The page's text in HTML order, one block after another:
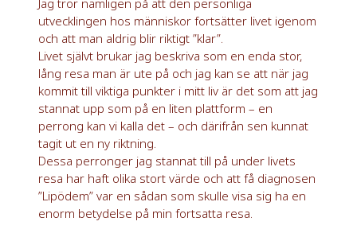
utvecklingen hos människor fortsätter livet igenom
och att man aldrig blir riktigt ”klar”.
Livet självt brukar jag beskriva som en enda stor,
lång resa man är ute på och jag kan se att när jag
kommit till viktiga punkter i mitt liv är det som att jag
stannat upp som på en liten plattform – en
perrong kan vi kalla det – och därifrån sen kunnat
tagit ut en ny riktning.
Dessa perronger jag stannat till på under livets
resa har haft olika stort värde och att få diagnosen
”Lipödem” var en sådan som skulle visa sig ha en
enorm betydelse på min fortsatta resa.